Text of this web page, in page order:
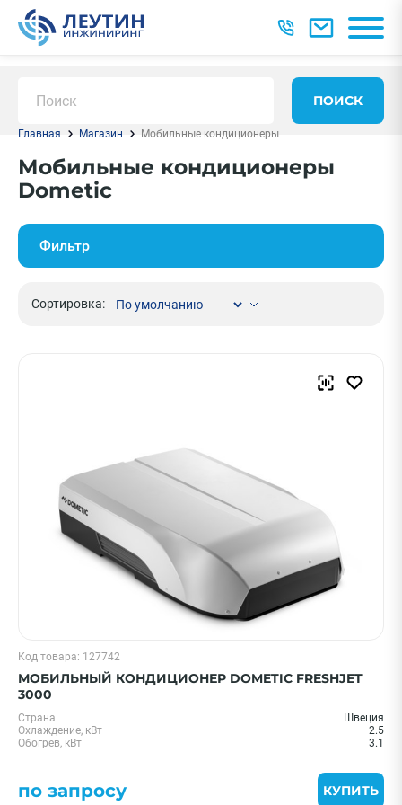
ПОИСК
Главная Магазин Мобильные кондиционеры
Мобильные кондиционеры
Dometic
Фильтр
Цена 0 - 2000000 ₽
—
20 м² - 2 кВт
25 м² - 2.6 кВт
55 м² - 5.5 кВт
Показать еще
Сортировка:
Код товара: 127742
МОБИЛЬНЫЙ КОНДИЦИОНЕР DOMETIC FRESHJET
3000
Страна
Швеция
Охлаждение, кВт
2.5
Обогрев, кВт
3.1
по запросу КУПИТЬ